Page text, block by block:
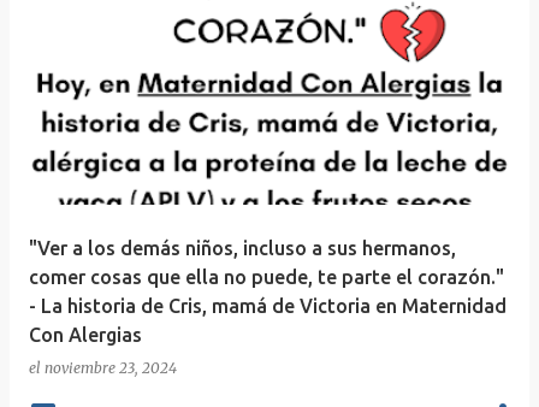
"Ver a los demás niños, incluso a sus hermanos,
comer cosas que ella no puede, te parte el corazón."
- La historia de Cris, mamá de Victoria en Maternidad
Con Alergias
el noviembre 23, 2024